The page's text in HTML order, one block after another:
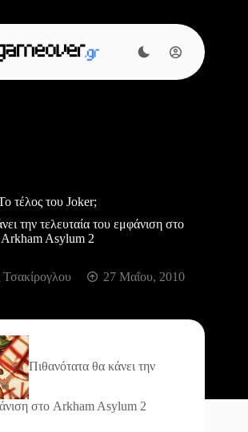
τέλος του Joker;
την τελευταία του εμφάνιση στο
Arkham Asylum 2
Τσακίρογλου 27 Μαΐου, 2010
Πιθανότατα θα κάνει την
στο Arkham Asylum 2